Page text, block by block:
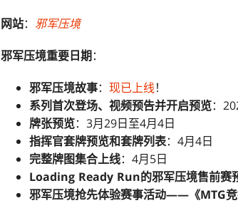
网站： 邪军压境
邪军压境重要日期：
邪军压境故事： 现已上线！
系列首次登场、视频预告并开启预览：
牌张预览：3月29日至4月4日
指挥官套牌预览和套牌列表：4月4日
完整牌图集合上线：4月5日
Loading Ready Run的邪军压境售前赛
邪军压境抢先体验赛事活动——《MTG竞